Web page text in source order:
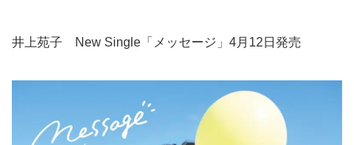
井上苑子 New Single「メッセージ」4月12日発売